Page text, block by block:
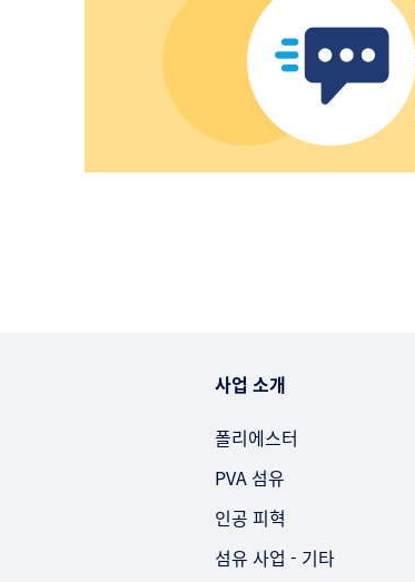
사업 소개
폴리에스터
PVA 섬유
인공 피혁
섬유 사업 - 기타